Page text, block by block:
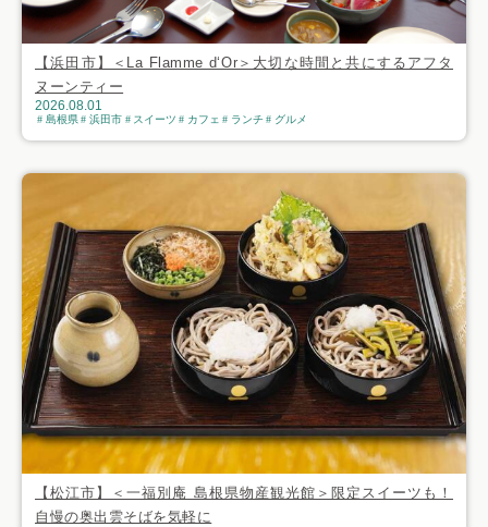
【浜田市】＜La Flamme d‘Or＞大切な時間と共にするアフタ
ヌーンティー
2026.08.01
島根県 浜田市 スイーツ カフェ ランチ グルメ
【松江市】＜一福別庵 島根県物産観光館＞限定スイーツも！
自慢の奥出雲そばを気軽に